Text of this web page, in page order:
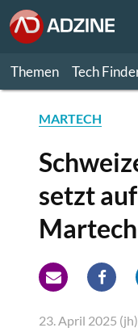
Themen Tech
MARTECH
setzt
Martech
23. April 2025 (jh)